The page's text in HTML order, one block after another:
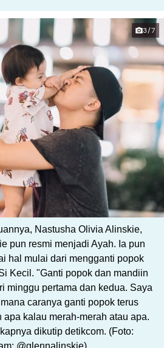
3/7
Nastusha Olivia Alinskie,
pun resmi menjadi Ayah. Ia pun
hal mulai dari mengganti popok
Kecil. "Ganti popok dan mandiin
minggu pertama dan kedua. Saya
caranya ganti popok terus
apa kalau merah-merah atau apa.
dikutip detikcom. (Foto: